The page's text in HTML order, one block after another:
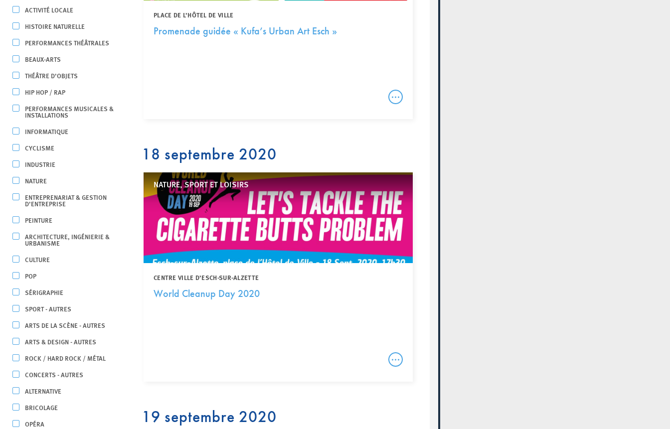
ACTIVITÉ LOCALE
HISTOIRE NATURELLE
PERFORMANCES THÉÂTRALES
BEAUX-ARTS
THÉÂTRE D’OBJETS
HIP HOP / RAP
PERFORMANCES MUSICALES &
INSTALLATIONS
INFORMATIQUE
CYCLISME
INDUSTRIE
NATURE
ENTREPRENARIAT & GESTION
D’ENTREPRISE
PEINTURE
ARCHITECTURE, INGÉNIERIE &
URBANISME
CULTURE
POP
SÉRIGRAPHIE
SPORT - AUTRES
ARTS DE LA SCÈNE - AUTRES
ARTS & DESIGN - AUTRES
ROCK / HARD ROCK / MÉTAL
CONCERTS - AUTRES
ALTERNATIVE
BRICOLAGE
OPÉRA
PLACE DE L’HÔTEL DE VILLE
Promenade guidée « Kufa’s Urban Art Esch »
18 septembre 2020
NATURE, SPORT ET LOISIRS
CENTRE VILLE D’ESCH-SUR-ALZETTE
World Cleanup Day 2020
19 septembre 2020